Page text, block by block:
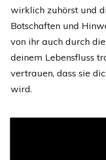
wirklich zuhörst und
Botschaften und
von ihr auch durch
deinem Lebensfluss
vertrauen, dass sie
wird.